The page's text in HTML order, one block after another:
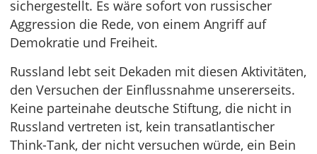
sichergestellt. Es wäre sofort von russischer
Aggression die Rede, von einem Angriff auf
Demokratie und Freiheit.
Russland lebt seit Dekaden mit diesen Aktivitäten,
den Versuchen der Einflussnahme unsererseits.
Keine parteinahe deutsche Stiftung, die nicht in
Russland vertreten ist, kein transatlantischer
Think-Tank, der nicht versuchen würde, ein Bein